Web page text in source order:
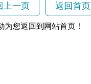
上一页 返回首页
为您返回到网站首页！